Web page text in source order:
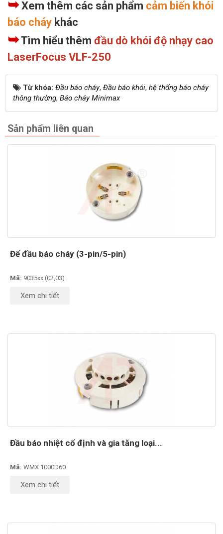
➥Xem thêm các sản phẩm cảm biến khói
báo cháy khác
➥Tìm hiểu thêm đầu dò khói độ nhạy cao
LaserFocus VLF-250
Từ khóa: Đầu báo cháy, Đầu báo khói, hệ thống báo cháy
thông thường, Báo cháy Minimax
Sản phẩm liên quan
Đế đầu báo cháy (3-pin/5-pin)
Mã: 9035xx (02,03)
Xem chi tiết
Đầu báo nhiệt cố định và gia tăng loại...
Mã: WMX 1000D60
Xem chi tiết